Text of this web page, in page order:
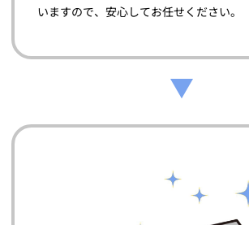
いますので、安心してお任せください。